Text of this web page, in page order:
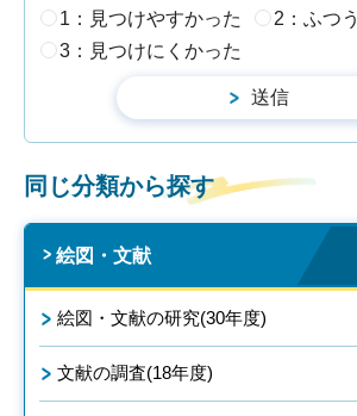
1：見つけやすかった
2：ふつう
3：見つけにくかった
同じ分類から探す
絵図・文献
絵図・文献の研究(30年度)
文献の調査(18年度)